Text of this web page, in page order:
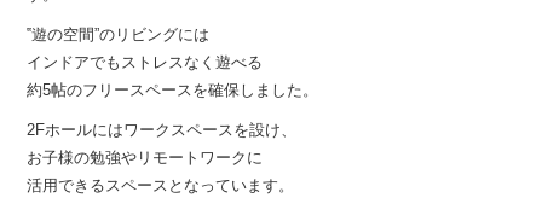
‟遊の空間”のリビングには
インドアでもストレスなく遊べる
約5帖のフリースペースを確保しました。
2Fホールにはワークスペースを設け、
お子様の勉強やリモートワークに
活用できるスペースとなっています。